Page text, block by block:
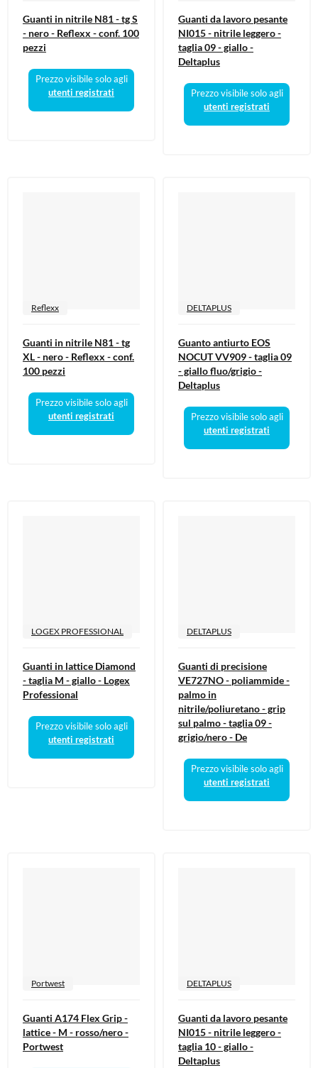
Guanti in nitrile N81 - tg S
- nero - Reflexx - conf. 100
pezzi
Prezzo visibile solo agli
utenti registrati
Guanti da lavoro pesante
NI015 - nitrile leggero -
taglia 09 - giallo -
Deltaplus
Prezzo visibile solo agli
utenti registrati
Reflexx
Guanti in nitrile N81 - tg
XL - nero - Reflexx - conf.
100 pezzi
Prezzo visibile solo agli
utenti registrati
DELTAPLUS
Guanto antiurto EOS
NOCUT VV909 - taglia 09
- giallo fluo/grigio -
Deltaplus
Prezzo visibile solo agli
utenti registrati
LOGEX PROFESSIONAL
Guanti in lattice Diamond
- taglia M - giallo - Logex
Professional
Prezzo visibile solo agli
utenti registrati
DELTAPLUS
Guanti di precisione
VE727NO - poliammide -
palmo in
nitrile/poliuretano - grip
sul palmo - taglia 09 -
grigio/nero - De
Prezzo visibile solo agli
utenti registrati
Portwest
Guanti A174 Flex Grip -
lattice - M - rosso/nero -
Portwest
DELTAPLUS
Guanti da lavoro pesante
NI015 - nitrile leggero -
taglia 10 - giallo -
Deltaplus